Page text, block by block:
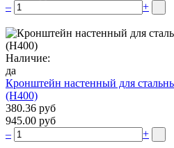
–
+
Наличие:
да
Кронштейн настенный для
(H400)
380.36 руб
945.00 руб
–
+